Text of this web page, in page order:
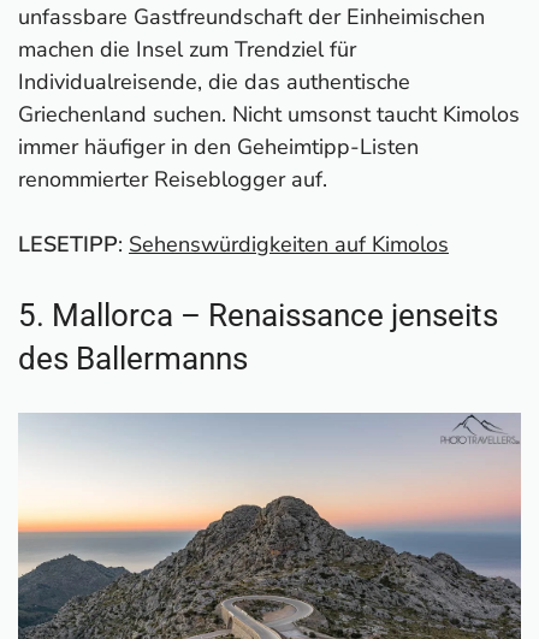
unfassbare Gastfreundschaft der Einheimischen
machen die Insel zum Trendziel für
Individualreisende, die das authentische
Griechenland suchen. Nicht umsonst taucht Kimolos
immer häufiger in den Geheimtipp-Listen
renommierter Reiseblogger auf.
LESETIPP: Sehenswürdigkeiten auf Kimolos
5. Mallorca – Renaissance jenseits
des Ballermanns